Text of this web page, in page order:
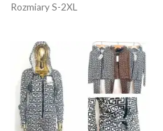
Rozmiary S-2XL